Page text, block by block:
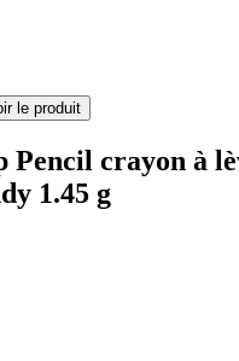
le produit
Pencil crayon à
1.45 g